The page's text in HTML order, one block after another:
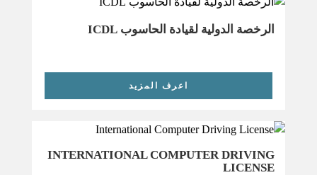
الرخصة الدولية لقيادة الحاسوب ICDL
اعرف المزيد
INTERNATIONAL COMPUTER DRIVING
LICENSE